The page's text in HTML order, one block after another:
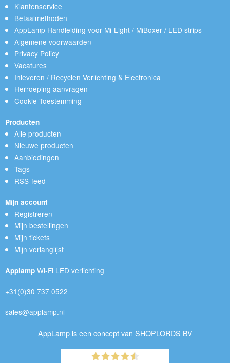
Klantenservice
Betaalmethoden
AppLamp Handleiding voor Mi-Light / MiBoxer / LED strips
Algemene voorwaarden
Privacy Policy
Vacatures
Inleveren / Recyclen Verlichting & Electronica
Herroeping aanvragen
Cookie Toestemming
Producten
Alle producten
Nieuwe producten
Aanbiedingen
Tags
RSS-feed
Mijn account
Registreren
Mijn bestellingen
Mijn tickets
Mijn verlanglijst
Applamp Wi-Fi LED verlichting
+31(0)30 737 0522
sales@applamp.nl
AppLamp is een concept van SHOPLORDS BV